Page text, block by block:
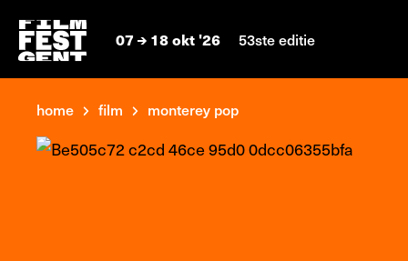
07 18 okt '26 53ste editie
home film monterey pop